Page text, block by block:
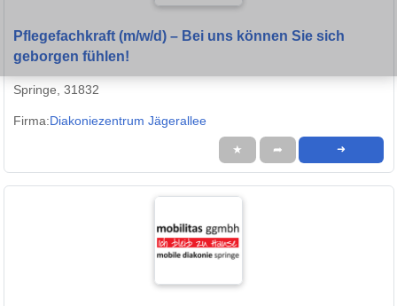
Pflegefachkraft (m/w/d) – Bei uns können Sie sich
geborgen fühlen!
Springe, 31832
Firma:Diakoniezentrum Jägerallee
★ ➦ ➜